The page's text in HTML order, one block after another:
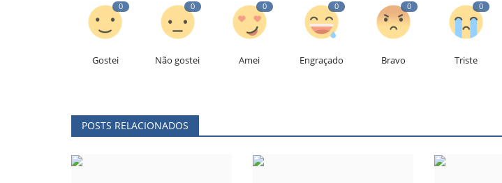
0
Gostei
0
Não gostei
0
Amei
0
Engraçado
0
Bravo
0
Triste
POSTS RELACIONADOS